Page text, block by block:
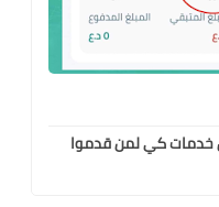
خدمات كي لمن قدموا